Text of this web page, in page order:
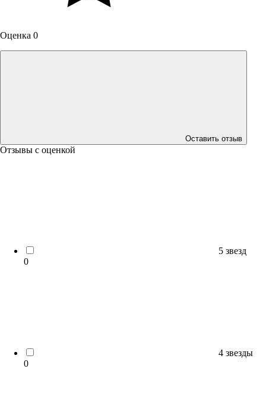
Оценка 0
Оставить отзыв
Отзывы с оценкой
5 звезд
0
4 звезды
0